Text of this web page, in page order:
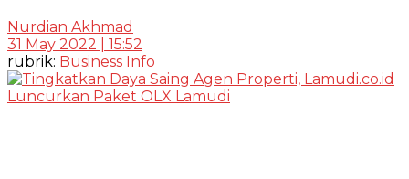
Nurdian Akhmad
31 May 2022 | 15:52
rubrik: Business Info